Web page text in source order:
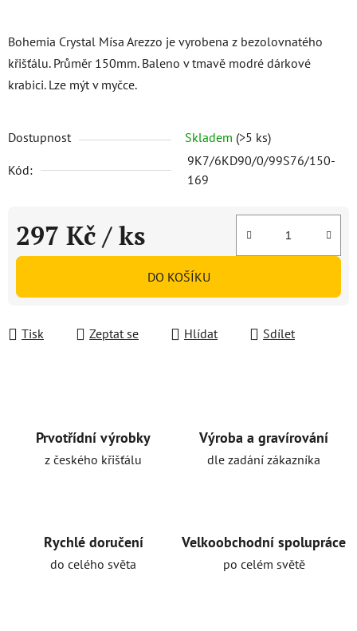
Bohemia Crystal Mísa Arezzo je vyrobena z bezolovnatého
křišťálu. Průměr 150mm. Baleno v tmavě modré dárkové
krabici. Lze mýt v myčce.
Dostupnost Skladem (>5 ks)
Kód:
9K7/6KD90/0/99S76/150-
169
297 Kč / ks
Měrná cena:
DO KOŠÍKU
Tisk Zeptat se Hlídat Sdílet
Prvotřídní výrobky
z českého křišťálu
Výroba a gravírování
dle zadání zákazníka
Rychlé doručení
do celého světa
Velkoobchodní spolupráce
po celém světě